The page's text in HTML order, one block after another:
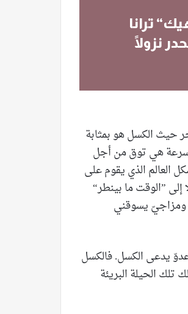
ترانا
نزولًا
حيث الكسل هو بمثابة
هي توق من أجل
العالم الذي يقوم على
”الوقت ما بينطر“
ومزاجيّ يسوقني
يدعى الكسل. فالكسل
تلك الحيلة البريئة